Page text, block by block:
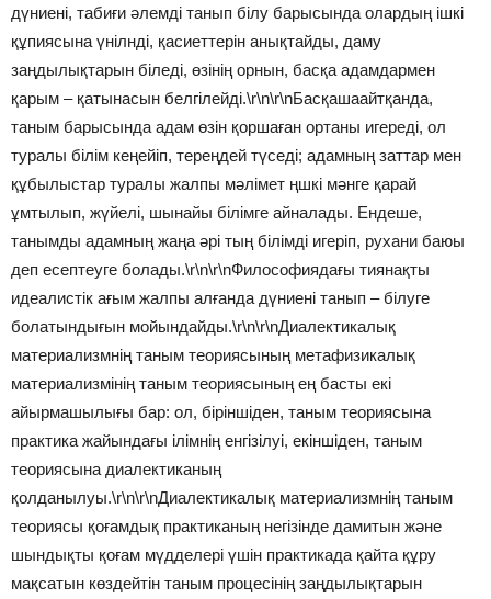
дүниені, табиғи әлемді танып білу барысында олардың ішкі
құпиясына үнілнді, қасиеттерін анықтайды, даму
заңдылықтарын біледі, өзінің орнын, басқа адамдармен
қарым – қатынасын белгілейді.\r\n\r\nБасқашаайтқанда,
таным барысында адам өзін қоршаған ортаны игереді, ол
туралы білім кеңейіп, тереңдей түседі; адамның заттар мен
құбылыстар туралы жалпы мәлімет ңшкі мәнге қарай
ұмтылып, жүйелі, шынайы білімге айналады. Ендеше,
танымды адамның жаңа әрі тың білімді игеріп, рухани баюы
деп есептеуге болады.\r\n\r\nФилософиядағы тиянақты
идеалистік ағым жалпы алғанда дүниені танып – білуге
болатындығын мойындайды.\r\n\r\nДиалектикалық
материализмнің таным теориясының метафизикалық
материализмінің таным теориясының ең басты екі
айырмашылығы бар: ол, біріншіден, таным теориясына
практика жайындағы ілімнің енгізілуі, екіншіден, таным
теориясына диалектиканың
қолданылуы.\r\n\r\nДиалектикалық материализмнің таным
теориясы қоғамдық практиканың негізінде дамитын және
шындықты қоғам мүдделері үшін практикада қайта құру
мақсатын көздейтін таным процесінің заңдылықтарын